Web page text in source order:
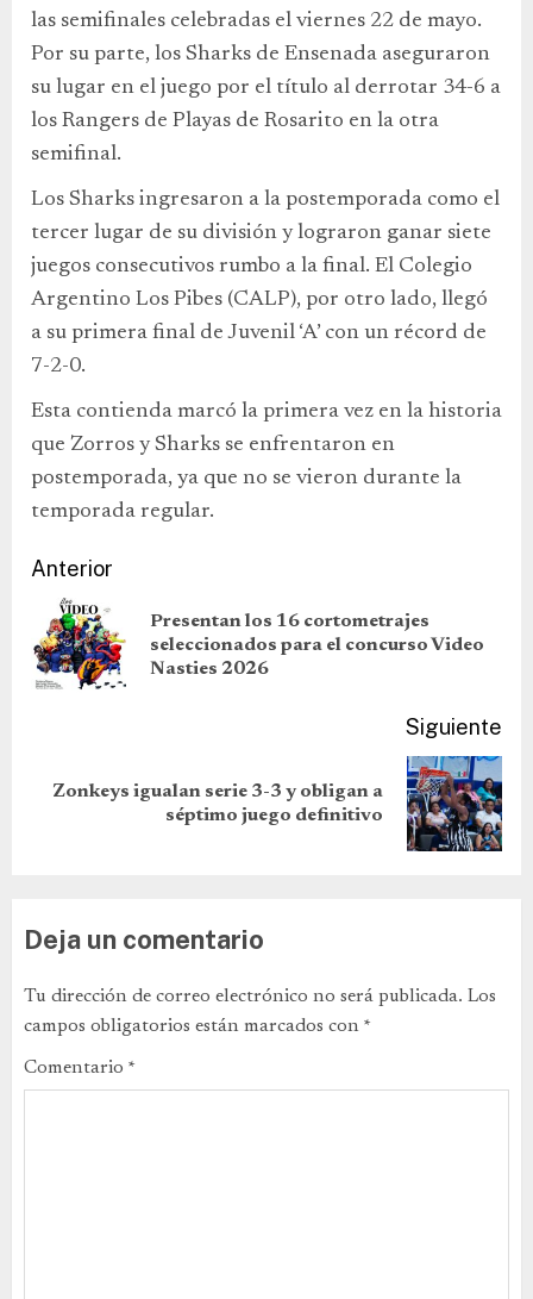
las semifinales celebradas el viernes 22 de mayo.
Por su parte, los Sharks de Ensenada aseguraron
su lugar en el juego por el título al derrotar 34-6 a
los Rangers de Playas de Rosarito en la otra
semifinal.
Los Sharks ingresaron a la postemporada como el
tercer lugar de su división y lograron ganar siete
juegos consecutivos rumbo a la final. El Colegio
Argentino Los Pibes (CALP), por otro lado, llegó
a su primera final de Juvenil ‘A’ con un récord de
7-2-0.
Esta contienda marcó la primera vez en la historia
que Zorros y Sharks se enfrentaron en
postemporada, ya que no se vieron durante la
temporada regular.
Anterior
Presentan los 16 cortometrajes
seleccionados para el concurso Video
Nasties 2026
Siguiente
Zonkeys igualan serie 3-3 y obligan a
séptimo juego definitivo
Deja un comentario
Tu dirección de correo electrónico no será publicada. Los
campos obligatorios están marcados con *
Comentario *